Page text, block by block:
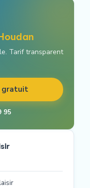
Tarif transparent
gratuit
95